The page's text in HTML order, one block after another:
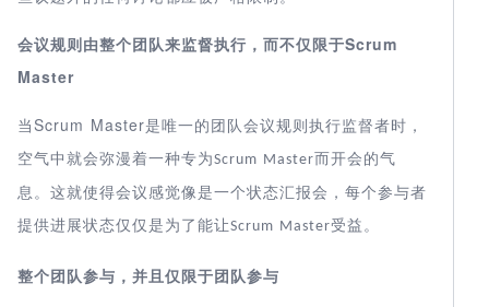
会议规则由整个团队来监督执行，而不仅限于Scrum
Master
当 Scrum Master是唯一的团队会议规则执行监督者时，
空气中就会弥漫着一种专为Scrum Master而开会的气
息。这就使得会议感觉像是一个状态汇报会，每个参与者
提供进展状态仅仅是为了能让Scrum Master受益。
整个团队参与 ， 并且仅限于团队参与